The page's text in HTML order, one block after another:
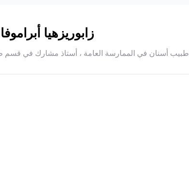
زابوريزهيا
طبيب أسنان في الممارسة العامة ، أستاذ مشارك في قسم